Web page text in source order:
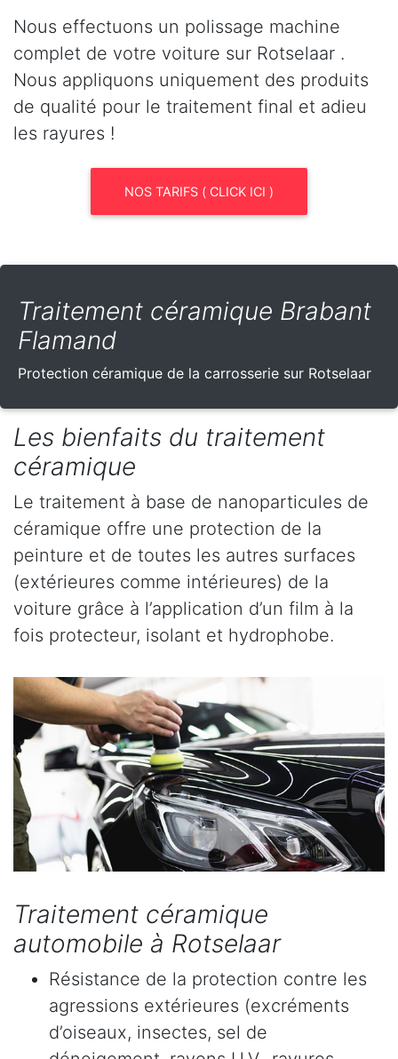
Nous effectuons un polissage machine
complet de votre voiture sur Rotselaar .
Nous appliquons uniquement des produits
de qualité pour le traitement final et adieu
les rayures !
NOS TARIFS ( CLICK ICI )
Traitement céramique Brabant
Flamand
Protection céramique de la carrosserie sur Rotselaar
Les bienfaits du traitement
céramique
Le traitement à base de nanoparticules de
céramique offre une protection de la
peinture et de toutes les autres surfaces
(extérieures comme intérieures) de la
voiture grâce à l’application d’un film à la
fois protecteur, isolant et hydrophobe.
Traitement céramique
automobile à Rotselaar
Résistance de la protection contre les
agressions extérieures (excréments
d’oiseaux, insectes, sel de